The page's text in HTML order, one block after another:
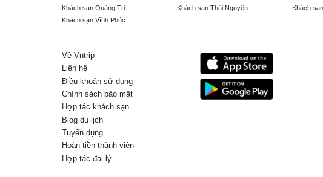
Khách sạn Quảng Trị
Khách sạn Thái Nguyên Khách
Khách sạn Vĩnh Phúc
Về Vntrip
Liên hệ
Điều khoản sử dụng
Chính sách bảo mật
Hợp tác khách sạn
Blog du lịch
Tuyển dụng
Hoàn tiền thành viên
Hợp tác đại lý